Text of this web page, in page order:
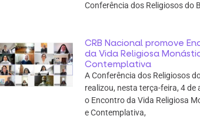
Conferência dos Religiosos do
CRB Nacional promove
da Vida Religiosa
Contemplativa
A Conferência dos Religiosos
realizou, nesta terça-feira, 4 de
o Encontro da Vida Religiosa
e Contemplativa,